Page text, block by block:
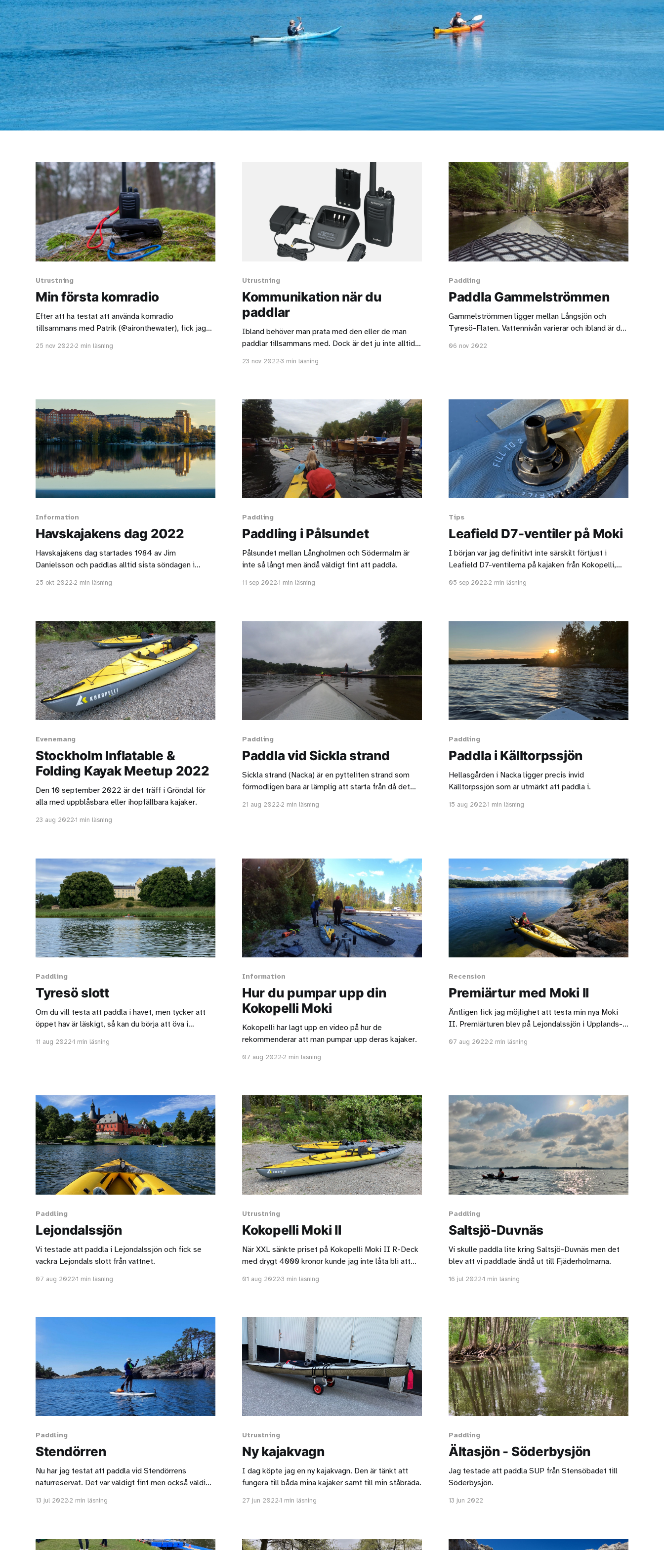
Utrustning
Min första komradio
Efter att ha testat att använda komradio
tillsammans med Patrik (@aironthewater), fick jag
ett par egna enheter. Jag tittade på mängder av
25 nov 2022 2 min läsning
Utrustning
Kommunikation när du
paddlar
Ibland behöver man prata med den eller de man
paddlar tillsammans med. Dock är det ju inte alltid
har jag då använt mobiltelefonen, men det har känts
23 nov 20223 min läsning
Paddling
Paddla Gammelströmmen
Gammelströmmen ligger mellan Långsjön och
Tyresö-Flaten. Vattennivån varierar och ibland är det
06 nov 2022
Information
Havskajakens dag 2022
Havskajakens dag startades 1984 av Jim
Danielsson och paddlas alltid sista söndagen i
Ursprunligen var tanken att ensampaddlare en gång
film från dagen
25 okt 2022 2 min läsning
Paddling
Paddling i Pålsundet
Pålsundet mellan Långholmen och Södermalm är
inte så långt men ändå väldigt fint att paddla.
11 sep 20221 min läsning
Tips
Leafield D7-ventiler på Moki
I början var jag definitivt inte särskilt förtjust i
Leafield D7-ventilerna på kajaken från Kokopelli,
05 sep 20222 min läsning
Evenemang
Stockholm Inflatable &
Folding Kayak Meetup 2022
Den 10 september 2022 är det träff i Gröndal för
alla med uppblåsbara eller ihopfällbara kajaker.
23 aug 20221 min läsning
Paddling
Paddla vid Sickla strand
Sickla strand (Nacka) är en pytteliten strand som
förmodligen bara är lämplig att starta från då det
21 aug 20222 min läsning
Paddling
Paddla i Källtorpssjön
Hellasgården i Nacka ligger precis invid
Källtorpssjön som är utmärkt att paddla i.
15 aug 20221 min läsning
Paddling
Tyresö slott
Om du vill testa att paddla i havet, men tycker att
öppet hav är läskigt, så kan du börja att öva i
11 aug 20221 min läsning
Information
Hur du pumpar upp din
Kokopelli Moki
Kokopelli har lagt upp en video på hur de
rekommenderar att man pumpar upp deras kajaker.
07 aug 20222 min läsning
Recension
Premiärtur med Moki II
Äntligen fick jag möjlighet att testa min nya Moki
II. Premiärturen blev på Lejondalssjön i Upplands-
07 aug 20222 min läsning
Paddling
Lejondalssjön
Vi testade att paddla i Lejondalssjön och fick se
vackra Lejondals slott från vattnet.
07 aug 20221 min läsning
Utrustning
Kokopelli Moki II
När XXL sänkte priset på Kokopelli Moki II R-Deck
med drygt 4000 kronor kunde jag inte låta bli att
01 aug 20223 min läsning
Paddling
Saltsjö-Duvnäs
Vi skulle paddla lite kring Saltsjö-Duvnäs men det
blev att vi paddlade ändå ut till Fjäderholmarna.
16 jul 20221 min läsning
Paddling
Stendörren
Nu har jag testat att paddla vid Stendörrens
naturreservat. Det var väldigt fint men också väldigt
13 jul 2022 2 min läsning
Utrustning
Ny kajakvagn
I dag köpte jag en ny kajakvagn. Den är tänkt att
fungera till båda mina kajaker samt till min ståbräda.
27 jun 20221 min läsning
Paddling
Ältasjön - Söderbysjön
Jag testade att paddla SUP från Stensöbadet till
Söderbysjön.
13 jun 2022